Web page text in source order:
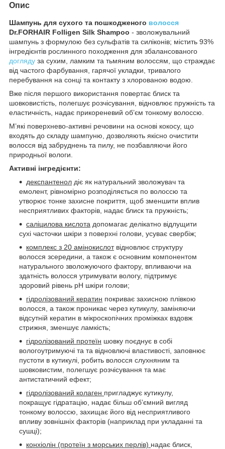
Опис
Шампунь для сухого та пошкодженого волосся
Dr.FORHAIR Folligen Silk Shampoo - зволожувальний
шампунь з формулою без сульфатів та силіконів; містить 93%
інгредієнтів рослинного походження для збалансованого
догляду за сухим, ламким та тьмяним волоссям, що страждає
від частого фарбування, гарячої укладки, тривалого
перебування на сонці та контакту з хлорованою водою.
Вже після першого використання повертає блиск та
шовковистість, полегшує розчісування, відновлює пружність та
еластичність, надає прикореневий об’єм тонкому волоссю.
М’які поверхнево-активні речовини на основі кокосу, що
входять до складу шампуню, дозволяють якісно очистити
волосся від забруднень та пилу, не позбавляючи його
природньої вологи.
Активні інгредієнти:
декспантенол діє як натуральний зволожувач та
емолент, рівномірно розподіляється по волоссю та
утворює тонке захисне покриття, щоб зменшити вплив
несприятливих факторів, надає блиск та пружність;
саліцилова кислота допомагає делікатно відлущити
сухі часточки шкіри з поверхні голови, усуває свербіж;
комплекс з 20 амінокислотвідновлює структуру
волосся зсередини, а також є основним компонентом
натурального зволожуючого фактору, впливаючи на
здатність волосся утримувати вологу, підтримує
здоровий рівень pH шкіри голови;
гідролізований кератин покриває захисною плівкою
волосся, а також проникає через кутикулу, заміняючи
відсутній кератин в мікроскопічних проміжках вздовж
стрижня, зменшує ламкість;
гідролізований протеїн шовку поєднує в собі
вологоутримуючі та та відновлючі властивості, заповнює
пустоти в кутикулі, робить волосся слухняним та
шовковистим, полегшує розчісування та має
антистатичний ефект;
гідролізований колаген пригладжує кутикулу,
покращує гідратацію, надає більш об’ємний вигляд
тонкому волоссю, захищає його від несприятливого
впливу зовнішніх факторів (наприклад при укладанні та
сушці);
конхіолін (протеїн з морських перлів) надає блиск,